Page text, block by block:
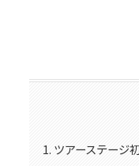
ツアーステージ